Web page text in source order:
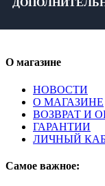
Материал
Цвет
Дополнительно
Гарантия, лет
О магазине
НОВОСТИ
О МАГАЗИНЕ
ВОЗВРАТ И
ГАРАНТИИ
ЛИЧНЫЙ
Самое важное: